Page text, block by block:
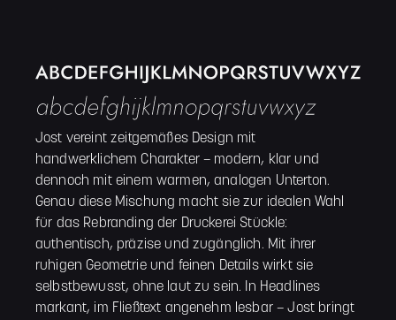
Jost vereint zeitgemäßes Design mit
handwerklichem Charakter – modern, klar und
dennoch mit einem warmen, analogen Unterton.
Genau diese Mischung macht sie zur idealen Wahl
für das Rebranding der Druckerei Stückle:
authentisch, präzise und zugänglich. Mit ihrer
ruhigen Geometrie und feinen Details wirkt sie
selbstbewusst, ohne laut zu sein. In Headlines
markant, im Fließtext angenehm lesbar – Jost bringt